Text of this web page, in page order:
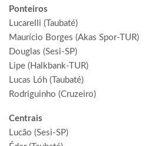
Ponteiros
Lucarelli (Taubaté)
Maurício Borges (Akas Spor-TUR)
Douglas (Sesi-SP)
Lipe (Halkbank-TUR)
Lucas Lóh (Taubaté)
Rodriguinho (Cruzeiro)
Centrais
Lucão (Sesi-SP)